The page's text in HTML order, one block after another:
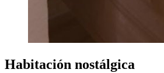
Habitación nostálgica